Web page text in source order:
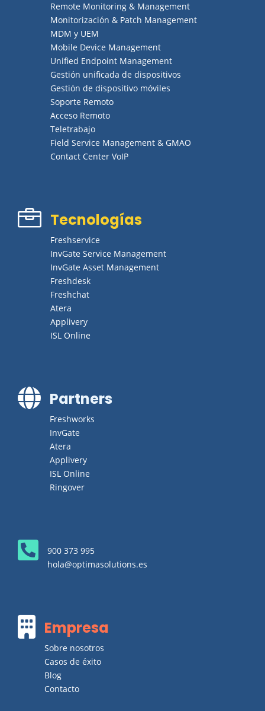
Remote Monitoring & Management
Monitorización & Patch Management
MDM y UEM
Mobile Device Management
Unified Endpoint Management
Gestión unificada de dispositivos
Gestión de dispositivo móviles
Soporte Remoto
Acceso Remoto
Teletrabajo
Field Service Management & GMAO
Contact Center VoIP
 Tecnologías
Freshservice
InvGate Service Management
InvGate Asset Management
Freshdesk
Freshchat
Atera
Applivery
ISL Online
 Partners
Freshworks
InvGate
Atera
Applivery
ISL Online
Ringover

900 373 995
hola@optimasolutions.es
 Empresa
Sobre nosotros
Casos de éxito
Blog
Contacto